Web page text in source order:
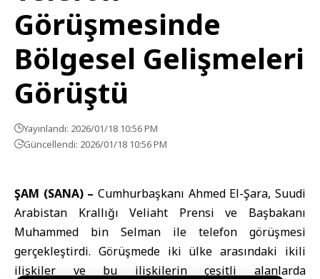
Görüşmesinde
Bölgesel Gelişmeleri
Görüştü
Yayınlandı: 2026/01/18 10:56 PM
Güncellendi: 2026/01/18 10:56 PM
ŞAM (SANA) – Cumhurbaşkanı Ahmed El-Şara,Suudi
Arabistan Krallığı Veliaht Prensi ve Başbakanı
Muhammed bin Selman ile telefon görüşmesi
gerçekleştirdi. Görüşmede iki ülke arasındaki ikili
ilişkiler ve bu ilişkilerin çeşitli alanlarda